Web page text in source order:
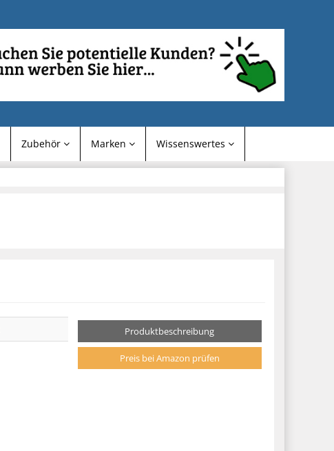
Zubehör Marken Wissenswertes
Produktbeschreibung
Preis bei Amazon prüfen